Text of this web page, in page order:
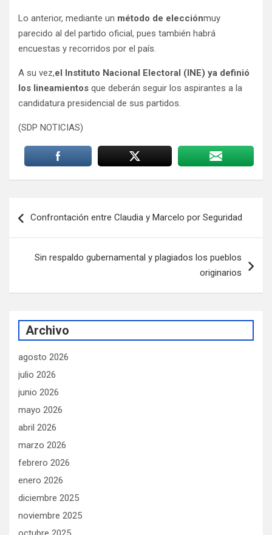
Lo anterior, mediante un método de elecciónmuy
parecido al del partido oficial, pues también habrá
encuestas y recorridos por el país.
A su vez,el Instituto Nacional Electoral (INE) ya definió
los lineamientos que deberán seguir los aspirantes a la
candidatura presidencial de sus partidos.
(SDP NOTICIAS)
de
Confrontación entre Claudia y Marcelo por Seguridad
Sin respaldo gubernamental y plagiados los pueblos
originarios
Archivo
agosto 2026
julio 2026
junio 2026
mayo 2026
abril 2026
marzo 2026
febrero 2026
enero 2026
diciembre 2025
noviembre 2025